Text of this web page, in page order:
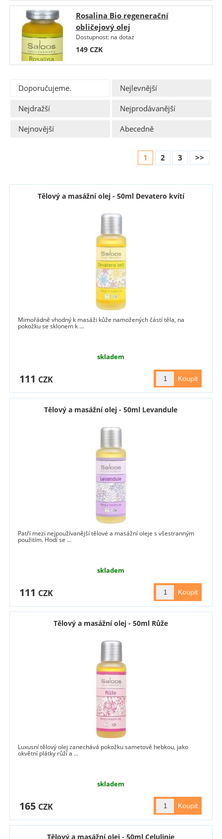
Rosalina Bio regenerační
obličejový olej
Dostupnost: na dotaz
149 CZK
Doporučujeme.
Nejlevnější
Nejdražší
Nejprodávanější
Nejnovější
Abecedně
1 2 3 >>
Tělový a masážní olej - 50ml Devatero kvítí
Mimořádně vhodný k masáži kůže namožených částí těla, na
pokožku se sklonem k ...
skladem
111 CZK
Tělový a masážní olej - 50ml Levandule
Patří mezi nejpoužívanější tělové a masážní oleje s všestranným
použitím. Hodí se ...
skladem
111 CZK
Tělový a masážní olej - 50ml Růže
Luxusní tělový olej zanechává pokožku sametově hebkou, jako
okvětní plátky růží a ...
skladem
165 CZK
Tělový a masážní olej - 50ml Celulinie